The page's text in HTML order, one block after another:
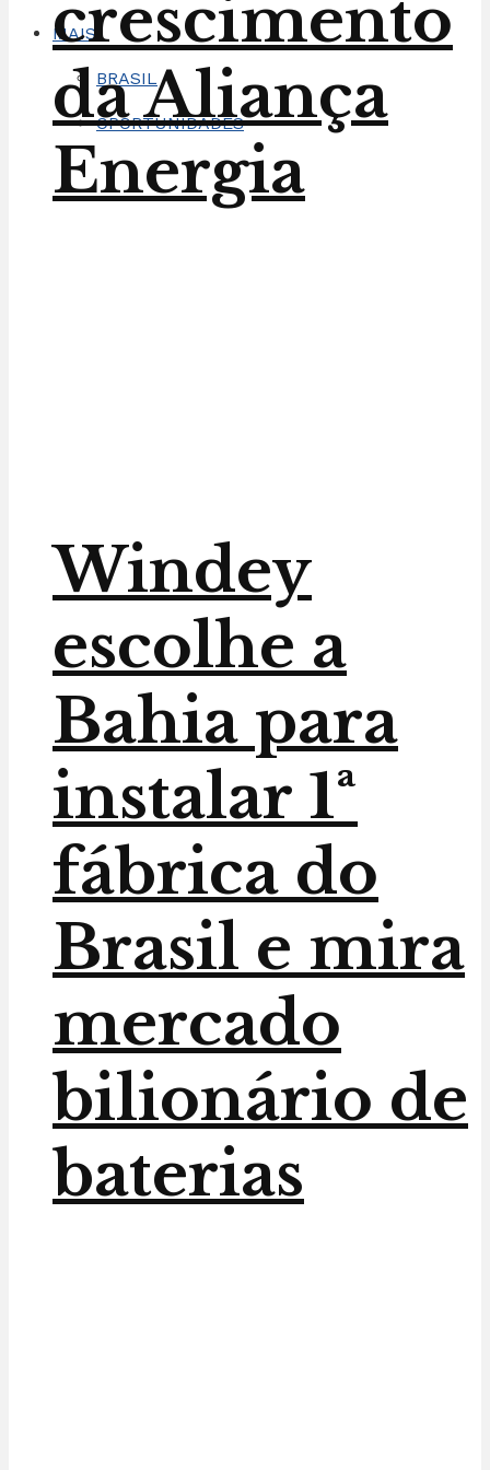
MAIS
BRASIL
OPORTUNIDADES
crescimento
da Aliança
Energia
Windey
escolhe a
Bahia para
instalar 1ª
fábrica do
Brasil e mira
mercado
bilionário de
baterias